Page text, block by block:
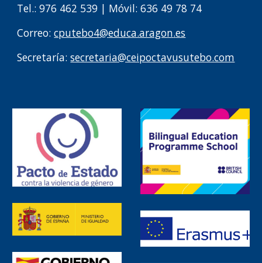
Tel.: 976 462 539 | Móvil: 636 49 78 74
Correo:cputebo4@educa.aragon.es
Secretaría:secretaria@ceipoctavusutebo.com